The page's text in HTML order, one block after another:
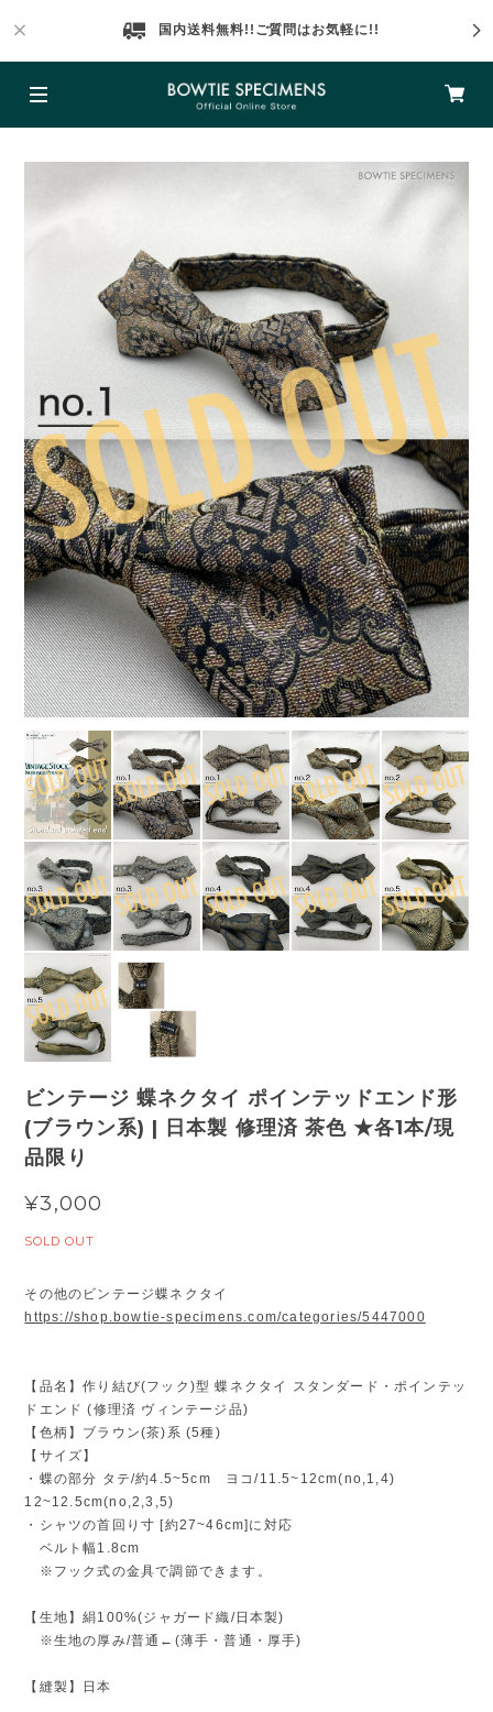
国内送料無料!!ご質問はお気軽に!!
ビンテージ 蝶ネクタイ ポインテッドエンド形
(ブラウン系) | 日本製 修理済 茶色 ★各1本/現
品限り
¥3,000
SOLD OUT
その他のビンテージ蝶ネクタイ
https://shop.bowtie-specimens.com/categories/5447000
【品名】作り結び(フック)型 蝶ネクタイ スタンダード・ポインテッ
ドエンド (修理済 ヴィンテージ品)
【色柄】ブラウン(茶)系 (5種)
【サイズ】
・蝶の部分 タテ/約4.5~5cm ヨコ/11.5~12cm(no,1,4)
12~12.5cm(no,2,3,5)
・シャツの首回り寸 [約27~46cm]に対応
ベルト幅1.8cm
※フック式の金具で調節できます。
【生地】絹100%(ジャガード織/日本製)
※生地の厚み/普通←(薄手・普通・厚手)
【縫製】日本